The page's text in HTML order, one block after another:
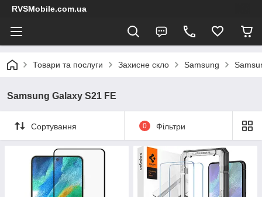
RVSMobile.com.ua
Товари та послуги Захисне скло Samsung
Samsung Galaxy S21 FE
Сортування 0 Фільтри